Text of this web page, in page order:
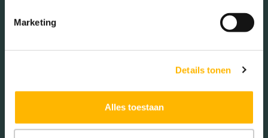
Marketing
Details tonen
Alles toestaan